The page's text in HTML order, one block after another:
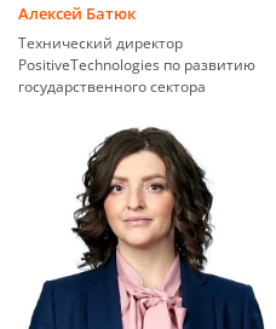
Алексей Батюк
Технический директор
PositiveTechnologies по развитию
государственного сектора